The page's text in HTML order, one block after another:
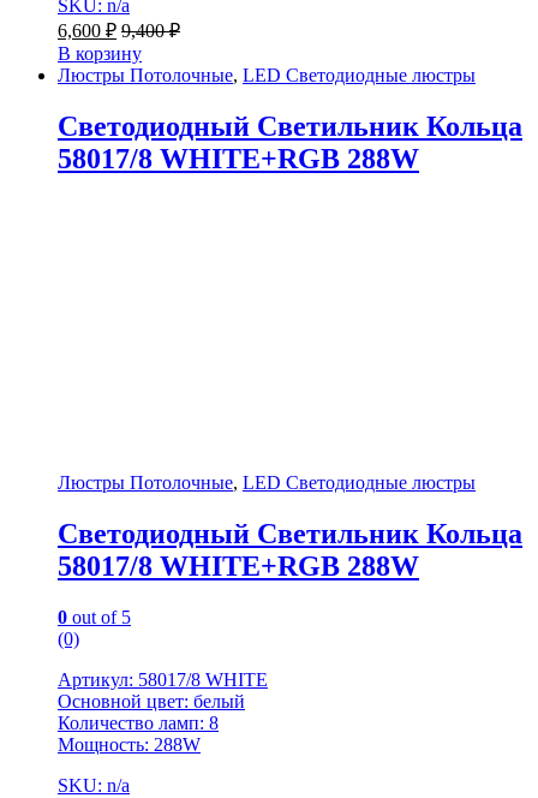
SKU: n/a
6,600 ₽ 9,400₽
В корзину
Люстры Потолочные, LED Светодиодные люстры
Светодиодный Светильник Кольца
58017/8 WHITE+RGB 288W
Люстры Потолочные, LED Светодиодные люстры
Светодиодный Светильник Кольца
58017/8 WHITE+RGB 288W
0 out of 5
(0)
Артикул: 58017/8 WHITE
Основной цвет: белый
Количество ламп: 8
Мощность: 288W
SKU: n/a